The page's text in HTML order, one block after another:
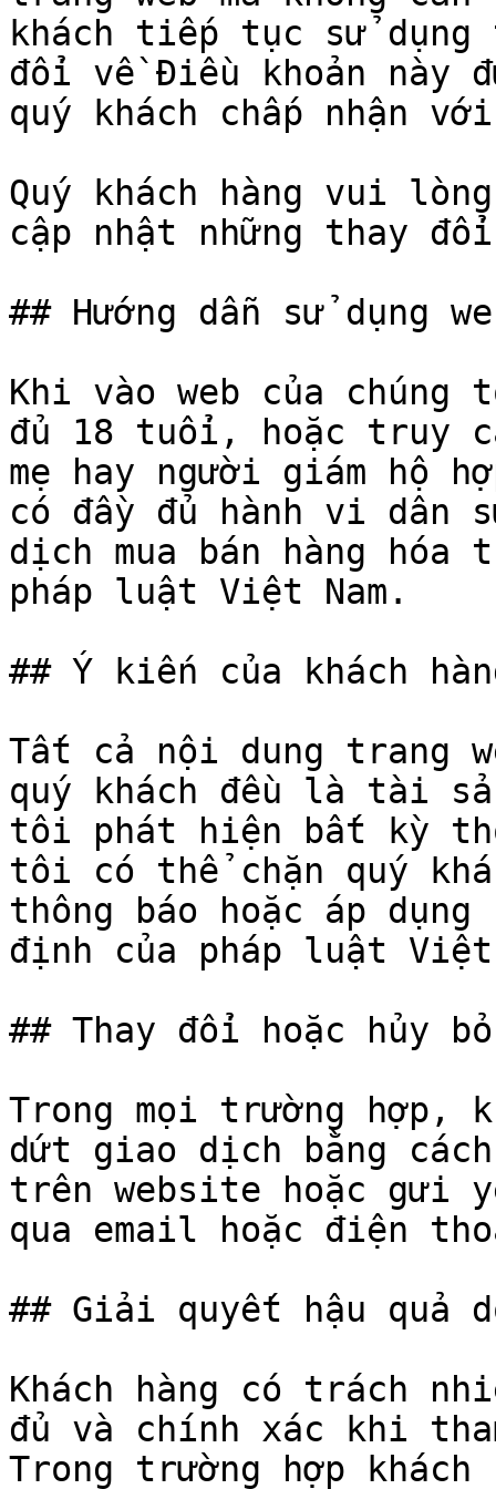
khách tiếp tục sử
đổi về Điều khoản này
quý khách chấp nhận
Quý khách hàng vui
cập nhật những thay
## Hướng dẫn sử dụng
Khi vào web của chúng
đủ 18 tuổi, hoặc truy
mẹ hay người giám hộ
có đầy đủ hành vi dân
dịch mua bán hàng hóa
pháp luật Việt Nam.
## Ý kiến của khách
Tất cả nội dung trang
quý khách đều là tài
tôi phát hiện bất kỳ
tôi có thể chặn quý
thông báo hoặc áp
định của pháp luật Việt
## Thay đổi hoặc hủy
Trong mọi trường hợp,
dứt giao dịch bằng
trên website hoặc gưi
qua email hoặc điện
## Giải quyết hậu
Khách hàng có trách
đủ và chính xác khi
Trong trường hợp